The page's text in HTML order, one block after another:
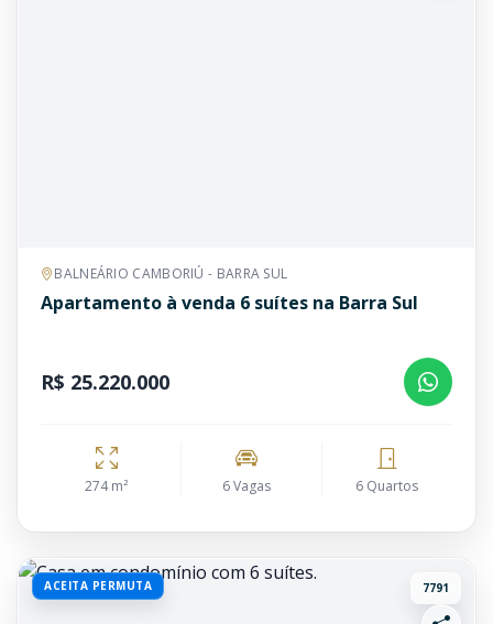
BALNEÁRIO CAMBORIÚ - BARRA SUL
Apartamento à venda 6 suítes na Barra Sul
R$ 25.220.000
274 m² 6 Vagas 6 Quartos
ACEITA PERMUTA 7791